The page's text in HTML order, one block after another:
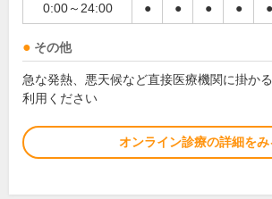
0:00～24:00 ● ● ● ● ●
その他
急な発熱、悪天候など直接医療機関に掛か
利用ください
オンライン診療の詳細をみ